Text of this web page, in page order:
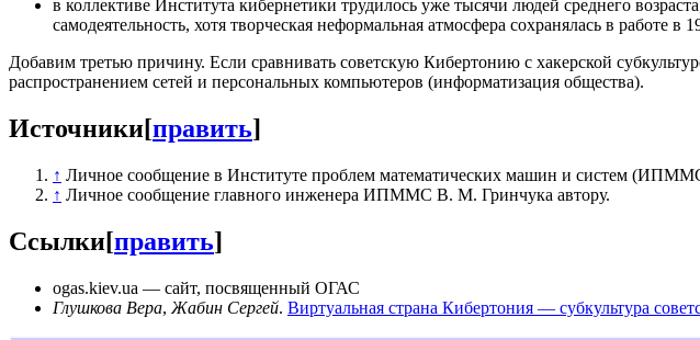
в коллективе Института кибернетики трудилось уже тысячи людей среднего
самодеятельность, хотя творческая неформальная атмосфера сохранялась в
Добавим третью причину. Если сравнивать советскую Кибертонию с хакерской
распространением сетей и персональных компьютеров (информатизация общества).
Источники[править]
↑ Личное сообщение в Институте проблем математических машин и систем
↑ Личное сообщение главного инженера ИПММС В. М. Гринчука автору.
Ссылки[править]
ogas.kiev.ua — сайт, посвященный ОГАС
Глушкова Вера, Жабин Сергей. Виртуальная страна Кибертония — субкультура